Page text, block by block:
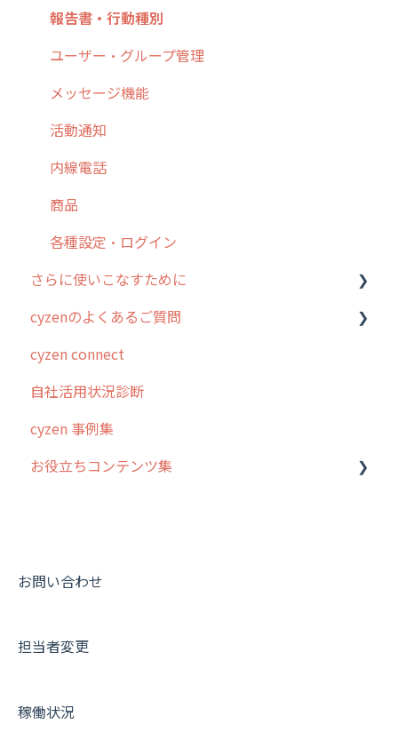
8. 用語集
9. もっと便利に利用するための設定
10.ユーザー向けおすすめの使い方
【業界業種別】cyzen設定方法
勤怠管理
活動通知
パフォーマンス
帳票出力
メッセージ・ファイル添付
商品
各種設定・その他
履歴
メンバー
メッセージ
パフォーマンス
外部リンク
お知らせ
設定
報告書・行動種別
ユーザー・グループ管理
メッセージ機能
活動通知
内線電話
商品
各種設定・ログイン
さらに使いこなすために
はじめに
スポット・ステータス関連オプション
交通費自動計算
安全走行支援
写真管理・高画質化
その他オプション
契約・その他
cyzenのよくあるご質問
ログインについて
グループ・ユーザーについて
GPS・位置情報 について
ルート自動記録 について
報告書について
メンバー画面について
cyzen connect
自社活用状況診断
cyzen 事例集
お役立ちコンテンツ集
動画集：共通
お問い合わせ
担当者変更
稼働状況